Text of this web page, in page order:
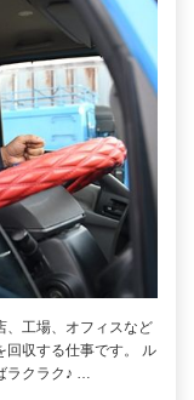
、工場、オフィスなど
回収する仕事です。 ル
ラクラク♪ …